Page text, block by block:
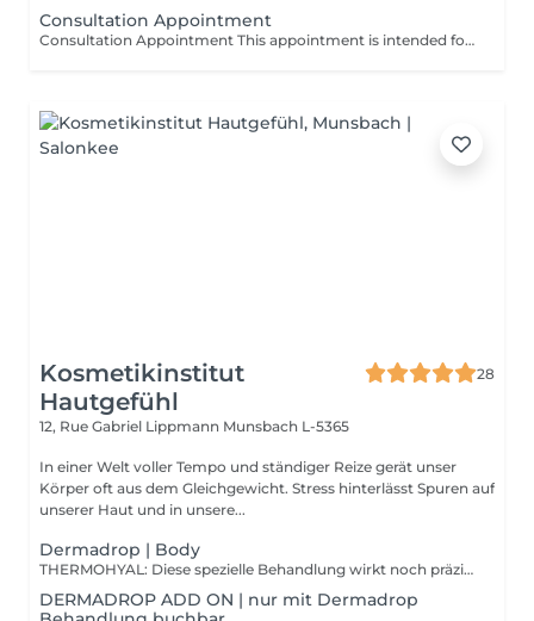
Consultation Appointment
Consultation Appointment This appointment is intended for individuals seeking guidance in choosing the treatment best suited to their body, needs, and objectives. It is a dedicated time for discussion to define a coherent treatment plan among the services offered at the Maison. The consultation appointment is charged at €30, fully deductible from any treatment subsequently carried out. This amount ensures the reservation of the time slot and respect for the appointment. In the event of a no-show or late cancellation (less than 48 hours' notice), the amount is non-refundable.
Kosmetikinstitut
Hautgefühl
28
12, Rue Gabriel Lippmann Munsbach L-5365
In einer Welt voller Tempo und ständiger Reize gerät unser
Körper oft aus dem Gleichgewicht. Stress hinterlässt Spuren auf
unserer Haut und in unsere...
Dermadrop | Body
THERMOHYAL: Diese spezielle Behandlung wirkt noch präziser und langanhaltender wie ein Wärmepflaster. Die TDA Technologie bringt Wirkstoffe wie Wintergrünöl und Ingwer tief in die Muskulatur um Muskelschmerzen oder verspannte Muskulatur z.B im Nackenbereich zu lindern. Die Blutzirkulation wird gefördert und die Muskulatur intensiv entspannt. THERMOREPAIR: Hinweis: Das perfekte Ergebnis dieser Behandlung zeigt sich erst nach einigen Behandlung und ist daher nur als 6er Kur buchbar. Die Thermorepair TDA ist eine absolut effektive Behandlung wenn es darum geht das Bindegewebe zu stärken und die Hautoberfläche an den Oberschenkeln zu straffen. Dank intensiv wirkenden Inhaltsstoffen wie Ingwer, Curcuma und Propolis hilft die Behandlung den Fettabbau zu fördern und das Erscheinungsbild von Cellulite zu reduzieren. Der Lymphabtransport wird unterstützt und die Durchblutung gefördert.
DERMADROP ADD ON | nur mit Dermadrop